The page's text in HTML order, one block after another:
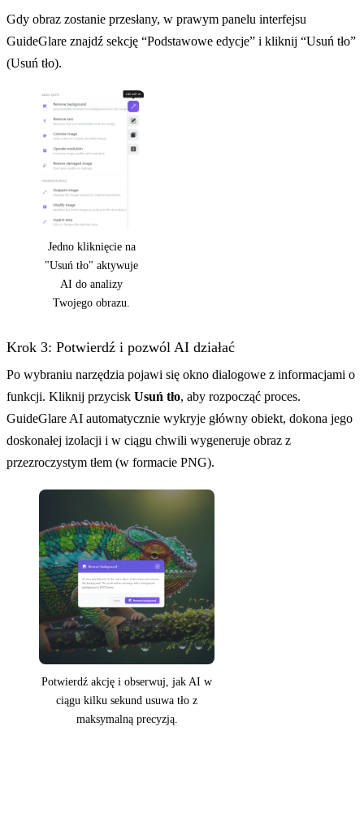
Gdy obraz zostanie przesłany, w prawym panelu interfejsu
GuideGlare znajdź sekcję “Podstawowe edycje” i kliknij “Usuń tło”
(Usuń tło).
Jedno kliknięcie na
"Usuń tło" aktywuje
AI do analizy
Twojego obrazu.
Krok 3: Potwierdź i pozwól AI działać
Po wybraniu narzędzia pojawi się okno dialogowe z informacjami o
funkcji. Kliknij przycisk Usuń tło, aby rozpocząć proces.
GuideGlare AI automatycznie wykryje główny obiekt, dokona jego
doskonałej izolacji i w ciągu chwili wygeneruje obraz z
przezroczystym tłem (w formacie PNG).
Potwierdź akcję i obserwuj, jak AI w
ciągu kilku sekund usuwa tło z
maksymalną precyzją.